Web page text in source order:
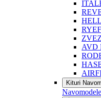
AVD
Kituri